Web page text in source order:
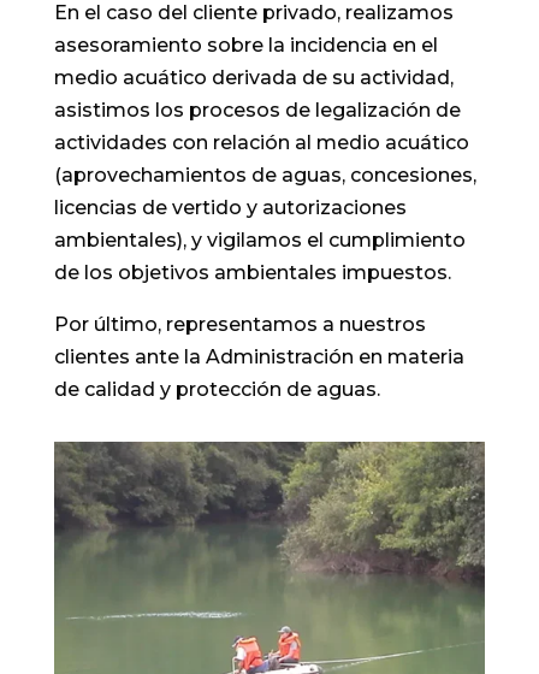
En el caso del cliente privado, realizamos
asesoramiento sobre la incidencia en el
medio acuático derivada de su actividad,
asistimos los procesos de legalización de
actividades con relación al medio acuático
(aprovechamientos de aguas, concesiones,
licencias de vertido y autorizaciones
ambientales), y vigilamos el cumplimiento
de los objetivos ambientales impuestos.
Por último, representamos a nuestros
clientes ante la Administración en materia
de calidad y protección de aguas.